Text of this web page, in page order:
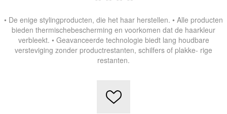
• De enige stylingproducten, die het haar herstellen. • Alle producten
bieden thermischebescherming en voorkomen dat de haarkleur
verbleekt. • Geavanceerde technologie biedt lang houdbare
versteviging zonder productrestanten, schilfers of plakke- rige
restanten.